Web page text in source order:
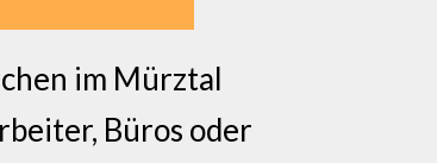
im Mürztal
Büros oder